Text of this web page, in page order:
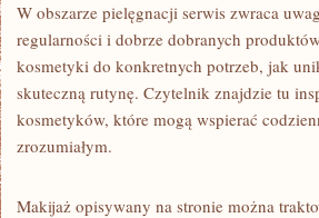
W obszarze pielęgnacji serwis zwraca
regularności i dobrze dobranych
kosmetyki do konkretnych potrzeb, jak
skuteczną rutynę. Czytelnik znajdzie tu
kosmetyków, które mogą wspierać
zrozumiałym.
Makijaż opisywany na stronie można